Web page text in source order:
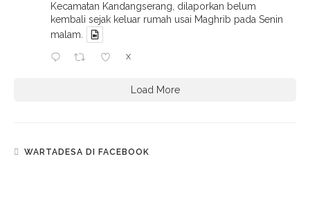
Kecamatan Kandangserang, dilaporkan belum
kembali sejak keluar rumah usai Maghrib pada Senin
malam.
X
Load More
WARTADESA DI FACEBOOK